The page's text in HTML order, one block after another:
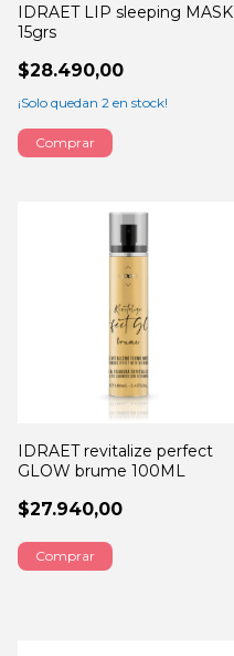
IDRAET LIP sleeping MASK
15grs
$28.490,00
¡Solo quedan 2 en stock!
IDRAET revitalize perfect
GLOW brume 100ML
$27.940,00